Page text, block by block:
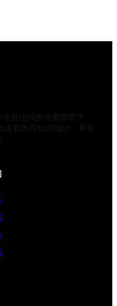
且现代的免费教育类
和教育机构设计，可帮